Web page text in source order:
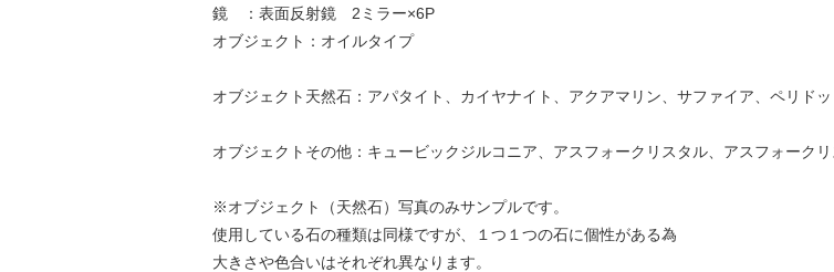
鏡 ：表面反射鏡 2ミラー×6P
オブジェクト：オイルタイプ
オブジェクト天然石：アパタイト、カイヤナイト、アクアマリン、サファイア、ペリド
オブジェクトその他：キュービックジルコニア、アスフォークリスタル、アスフォーク
※オブジェクト（天然石）写真のみサンプルです。
使用している石の種類は同様ですが、１つ１つの石に個性がある為
大きさや色合いはそれぞれ異なります。